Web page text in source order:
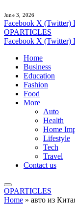
June 3, 2026
Facebook X (Twitter)
OPARTICLES
Facebook X (Twitter)
Home
Business
Education
Fashion
Food
More
Auto
Health
Home
Lifestyle
Tech
Travel
Contact us
OPARTICLES
Home » авто из